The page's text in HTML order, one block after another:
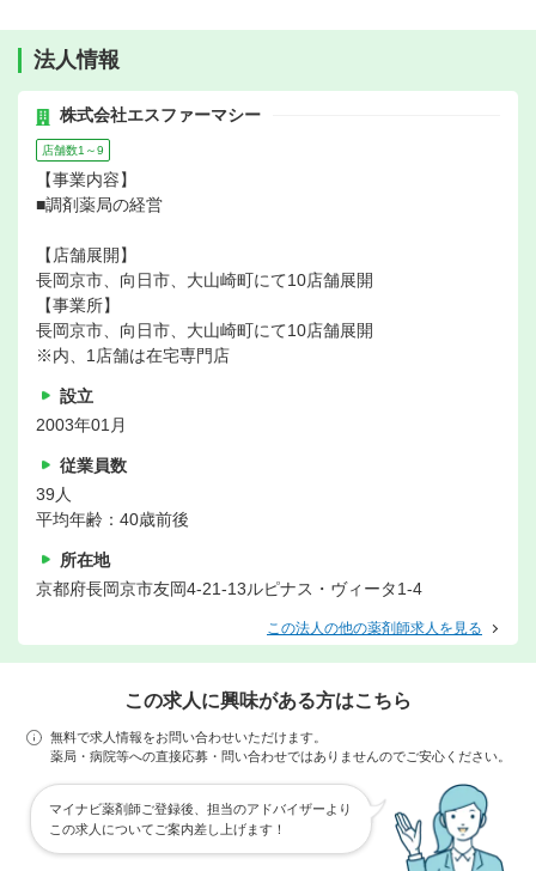
法人情報
株式会社エスファーマシー
店舗数1～9
【事業内容】
■調剤薬局の経営
【店舗展開】
長岡京市、向日市、大山崎町にて10店舗展開
【事業所】
長岡京市、向日市、大山崎町にて10店舗展開
※内、1店舗は在宅専門店
設立
2003年01月
従業員数
39人
平均年齢：40歳前後
所在地
京都府長岡京市友岡4-21-13ルピナス・ヴィータ1-4
この法人の他の薬剤師求人を見る
この求人に興味がある方はこちら
無料で求人情報をお問い合わせいただけます。
薬局・病院等への直接応募・問い合わせではありませんのでご安心ください。
マイナビ薬剤師ご登録後、担当のアドバイザーより
この求人についてご案内差し上げます！